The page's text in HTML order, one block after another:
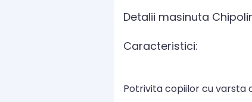
Detalii masinuta
Caracteristici:
Potrivita copiilor cu varsta